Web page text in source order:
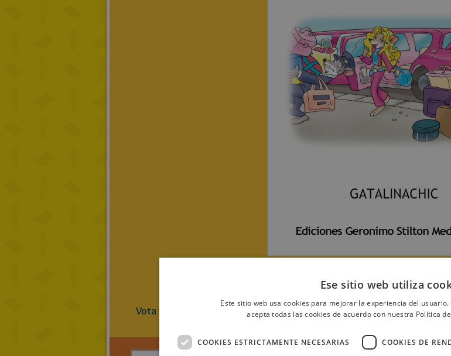
Vota Votos)
Ese sitio web utiliza
Este sitio web usa cookies para mejorar la experiencia del
acepta todas las cookies de acuerdo con nuestra Política
COOKIES ESTRICTAMENTE NECESARIAS COOKIES DE